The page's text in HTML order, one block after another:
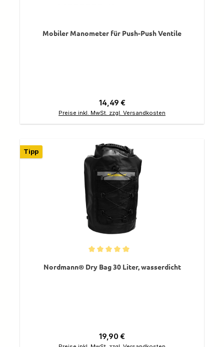
Mobiler Manometer für Push-Push Ventile
Regulärer Preis:
14,49 €
Preise inkl. MwSt. zzgl. Versandkosten
Tipp
Nordmann® Dry Bag 30 Liter, wasserdicht
Regulärer Preis:
19,90 €